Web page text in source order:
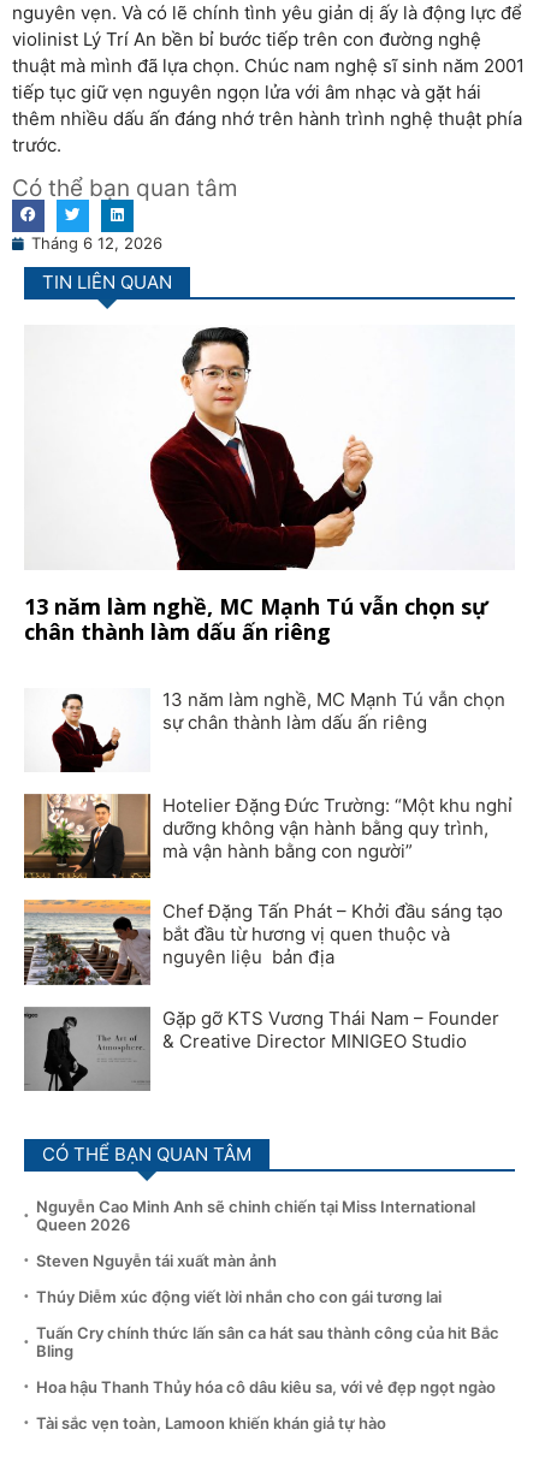
nguyên vẹn. Và có lẽ chính tình yêu giản dị ấy là động lực để
violinist Lý Trí An bền bỉ bước tiếp trên con đường nghệ
thuật mà mình đã lựa chọn. Chúc nam nghệ sĩ sinh năm 2001
tiếp tục giữ vẹn nguyên ngọn lửa với âm nhạc và gặt hái
thêm nhiều dấu ấn đáng nhớ trên hành trình nghệ thuật phía
trước.
Có thể bạn quan tâm
Tháng 6 12, 2026
TIN LIÊN QUAN
13 năm làm nghề, MC Mạnh Tú vẫn chọn sự
chân thành làm dấu ấn riêng
13 năm làm nghề, MC Mạnh Tú vẫn chọn
sự chân thành làm dấu ấn riêng
Hotelier Đặng Đức Trường: “Một khu nghỉ
dưỡng không vận hành bằng quy trình,
mà vận hành bằng con người”
Chef Đặng Tấn Phát – Khởi đầu sáng tạo
bắt đầu từ hương vị quen thuộc và
nguyên liệu bản địa
Gặp gỡ KTS Vương Thái Nam – Founder
& Creative Director MINIGEO Studio
CÓ THỂ BẠN QUAN TÂM
Nguyễn Cao Minh Anh sẽ chinh chiến tại Miss International
Queen 2026
Steven Nguyễn tái xuất màn ảnh
Thúy Diễm xúc động viết lời nhắn cho con gái tương lai
Tuấn Cry chính thức lấn sân ca hát sau thành công của hit Bắc
Bling
Hoa hậu Thanh Thủy hóa cô dâu kiêu sa, với vẻ đẹp ngọt ngào
Tài sắc vẹn toàn, Lamoon khiến khán giả tự hào